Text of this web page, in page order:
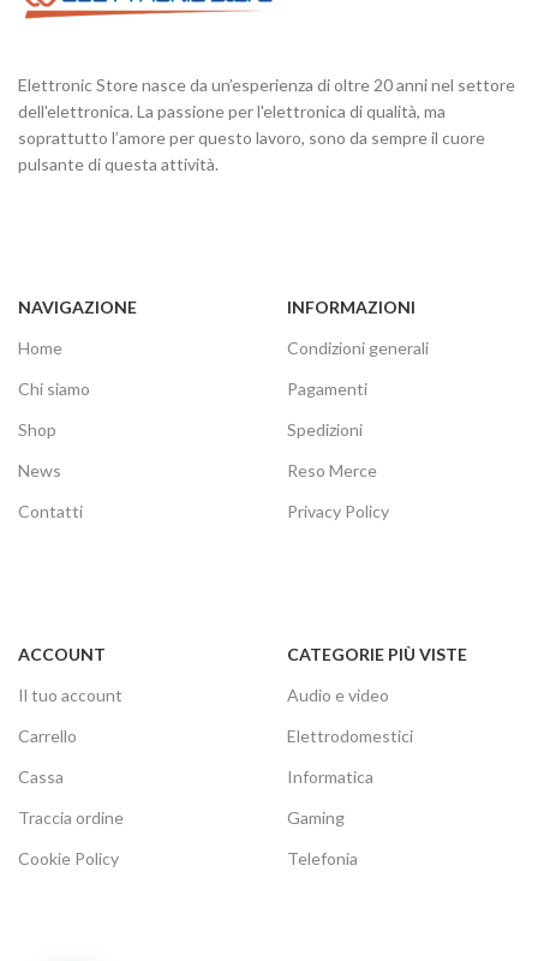
Elettronic Store nasce da un’esperienza di oltre 20 anni nel settore
dell'elettronica. La passione per l'elettronica di qualità, ma
soprattutto l’amore per questo lavoro, sono da sempre il cuore
pulsante di questa attività.
NAVIGAZIONE
Home
Chi siamo
Shop
News
Contatti
INFORMAZIONI
Condizioni generali
Pagamenti
Spedizioni
Reso Merce
Privacy Policy
ACCOUNT
Il tuo account
Carrello
Cassa
Traccia ordine
Cookie Policy
CATEGORIE PIÙ VISTE
Audio e video
Elettrodomestici
Informatica
Gaming
Telefonia